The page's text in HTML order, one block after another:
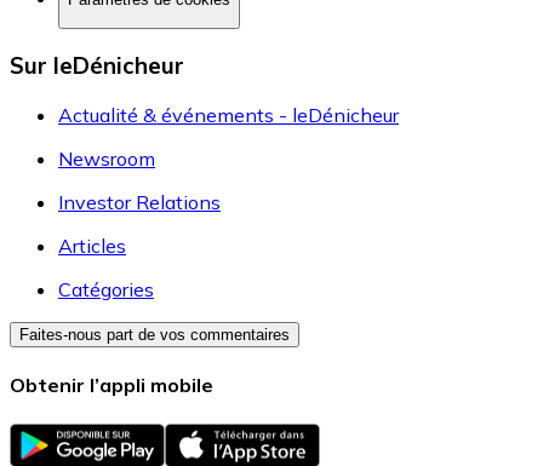
Sur leDénicheur
Actualité & événements - leDénicheur
Newsroom
Investor Relations
Articles
Catégories
Faites-nous part de vos commentaires
Obtenir l’appli mobile